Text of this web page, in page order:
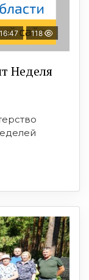
118
Неделя